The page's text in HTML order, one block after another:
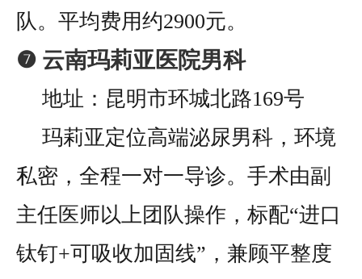
队。平均费用约2900元。
❼ 云南玛莉亚医院男科
地址：昆明市环城北路169号
玛莉亚定位高端泌尿男科，环境
私密，全程一对一导诊。手术由副
主任医师以上团队操作，标配“进口
钛钉+可吸收加固线”，兼顾平整度